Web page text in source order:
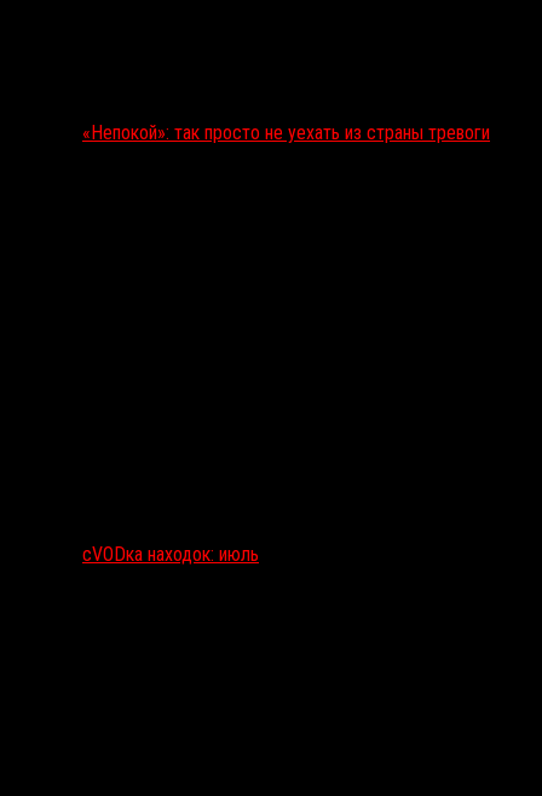
«Непокой»: так просто не уехать из страны тревоги
сVODка находок: июль